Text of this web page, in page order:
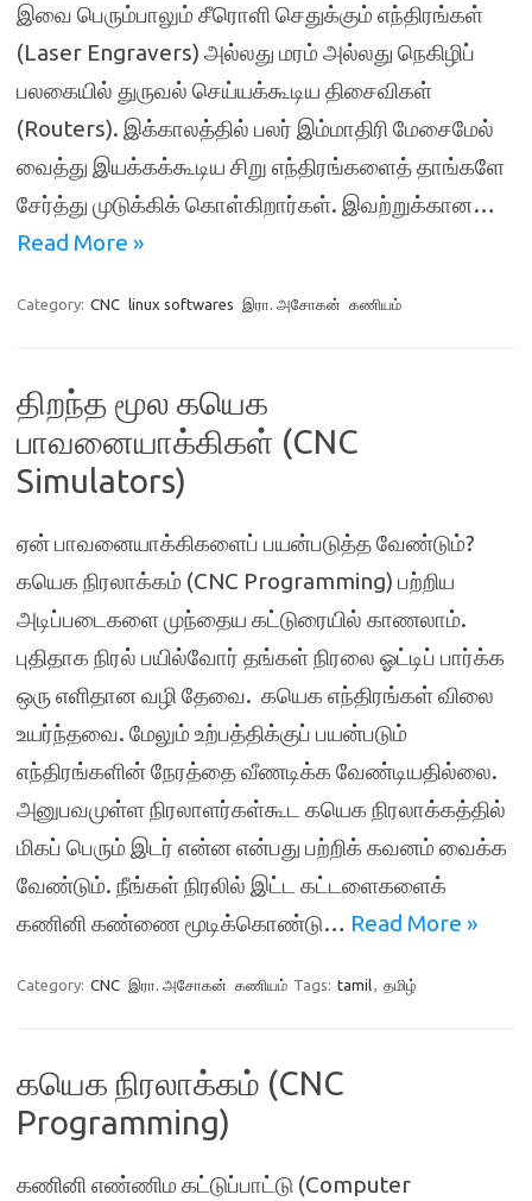
இவை பெரும்பாலும் சீரொளி செதுக்கும் எந்திரங்கள்
(Laser Engravers) அல்லது மரம் அல்லது நெகிழிப்
பலகையில் துருவல் செய்யக்கூடிய திசைவிகள்
(Routers). இக்காலத்தில் பலர் இம்மாதிரி மேசைமேல்
வைத்து இயக்கக்கூடிய சிறு எந்திரங்களைத் தாங்களே
சேர்த்து முடுக்கிக் கொள்கிறார்கள். இவற்றுக்கான…
Read More »
Category: CNC linux softwares இரா. அசோகன் கணியம்
திறந்த மூல கயெக
பாவனையாக்கிகள் (CNC
Simulators)
ஏன் பாவனையாக்கிகளைப் பயன்படுத்த வேண்டும்?
கயெக நிரலாக்கம் (CNC Programming) பற்றிய
அடிப்படைகளை முந்தைய கட்டுரையில் காணலாம்.
புதிதாக நிரல் பயில்வோர் தங்கள் நிரலை ஓட்டிப் பார்க்க
ஒரு எளிதான வழி தேவை. கயெக எந்திரங்கள் விலை
உயர்ந்தவை. மேலும் உற்பத்திக்குப் பயன்படும்
எந்திரங்களின் நேரத்தை வீணடிக்க வேண்டியதில்லை.
அனுபவமுள்ள நிரலாளர்கள்கூட கயெக நிரலாக்கத்தில்
மிகப் பெரும் இடர் என்ன என்பது பற்றிக் கவனம் வைக்க
வேண்டும். நீங்கள் நிரலில் இட்ட கட்டளைகளைக்
கணினி கண்ணை மூடிக்கொண்டு… Read More »
Category: CNC இரா. அசோகன் கணியம் Tags: tamil, தமிழ்
கயெக நிரலாக்கம் (CNC
Programming)
கணினி எண்ணிம கட்டுப்பாட்டு (Computer